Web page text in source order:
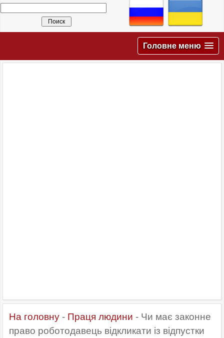
Головне меню
На головну - Праця людини - Чи має законне
право роботодавець відкликати із відпустки